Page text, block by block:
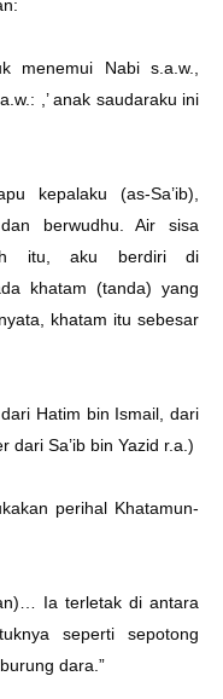
menemui Nabi s.a.w.,
,’ anak saudaraku ini
kepalaku (as-Sa’ib),
berwudhu. Air sisa
itu, aku berdiri di
khatam (tanda) yang
khatam itu sebesar
Hatim bin Ismail, dari
dari Sa’ib bin Yazid r.a.)
perihal Khatamun-
Ia terletak di antara
seperti sepotong
dara.”